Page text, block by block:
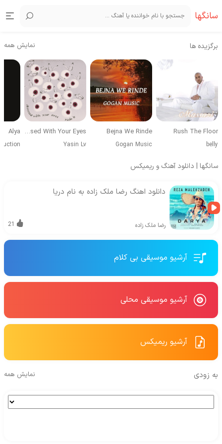
سانگها
برگزیده ها نمایش همه
Rush The Floor
belly
Bejna We Rinde
Gogan Music
Obsessed With Your Eyes
Yasin Lv
Alya
سانگها | دانلود آهنگ و ریمیکس
دانلود اهنگ رضا ملک زاده به نام دریا
رضا ملک زاده 21
آرشیو موسیقی بی کلام
آرشیو موسیقی محلی
آرشیو ریمیکس
به زودی نمایش همه